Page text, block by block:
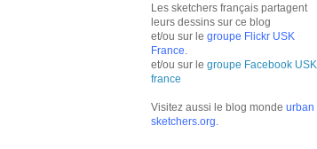
Les sketchers français partagent
leurs dessins sur ce blog
et/ou sur le groupe Flickr USK
France
et/ou sur le groupe Facebook USK
france
Visitez aussi le blog monde urban
sketchers.org